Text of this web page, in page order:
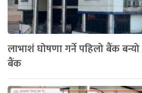
लाभाशं घोषणा गर्ने पहिलो बैंक
बैंक